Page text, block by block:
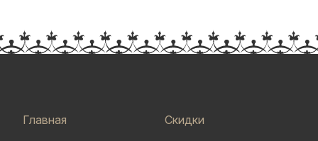
Главная Скидки